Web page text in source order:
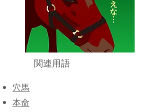
関連用語
穴馬
本命